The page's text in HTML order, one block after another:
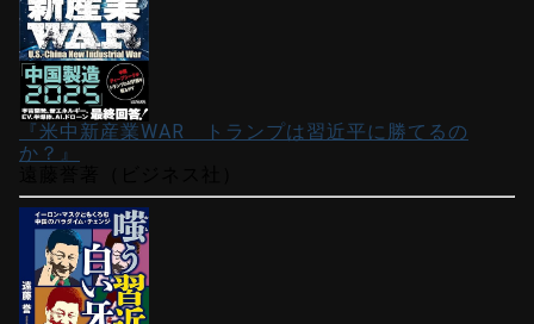
『米中新産業WAR トランプは習近平に勝てるの
か？』